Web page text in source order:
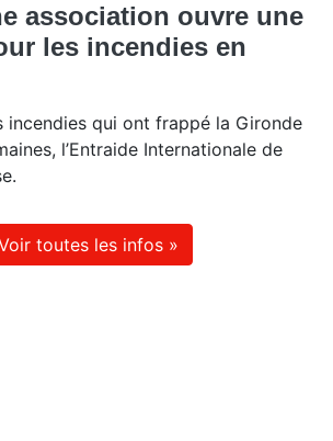
association ouvre une
les incendies en
incendies qui ont frappé la Gironde
l’Entraide Internationale de
toutes les infos »